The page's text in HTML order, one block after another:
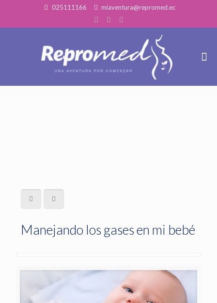
025111166 miaventura@repromed.ec
Manejando los gases en mi bebé